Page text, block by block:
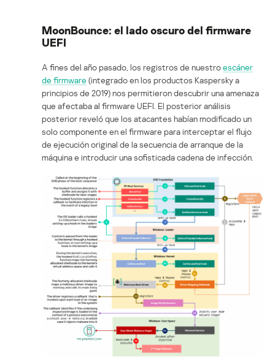
MoonBounce: el lado oscuro del firmware
UEFI
A fines del año pasado, los registros de nuestroescáner
de firmware (integrado en los productos Kaspersky a
principios de 2019) nos permitieron descubrir una amenaza
que afectaba al firmware UEFI. El posterior análisis
posterior reveló que los atacantes habían modificado un
solo componente en el firmware para interceptar el flujo
de ejecución original de la secuencia de arranque de la
máquina e introducir una sofisticada cadena de infección.